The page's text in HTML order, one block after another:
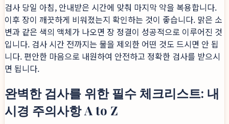
검사 당일 아침, 안내받은 시간에 맞춰 마지막 약을 복용합니다.
이후 장이 깨끗하게 비워졌는지 확인하는 것이 좋습니다. 맑은 소
변과 같은 색의 액체가 나오면 장 정결이 성공적으로 이루어진 것
입니다. 검사 시간 전까지는 물을 제외한 어떤 것도 드시면 안 됩
니다. 편안한 마음으로 내원하여 안전하고 정확한 검사를 받으시
면 됩니다.
완벽한 검사를 위한 필수 체크리스트: 내
시경 주의사항 A to Z